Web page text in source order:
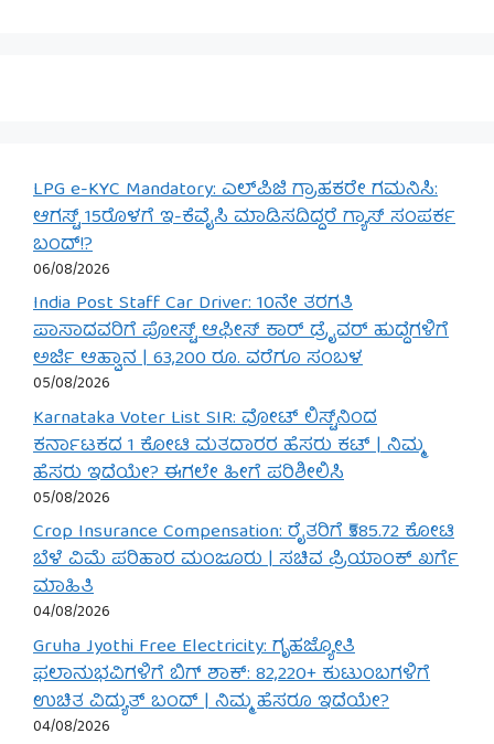
LPG e-KYC Mandatory: ಎಲ್‌ಪಿಜಿ ಗ್ರಾಹಕರೇ ಗಮನಿಸಿ:
ಆಗಸ್ಟ್ 15ರೊಳಗೆ ಇ-ಕೆವೈಸಿ ಮಾಡಿಸದಿದ್ದರೆ ಗ್ಯಾಸ್ ಸಂಪರ್ಕ
ಬಂದ್!?
06/08/2026
India Post Staff Car Driver: 10ನೇ ತರಗತಿ
ಪಾಸಾದವರಿಗೆ ಪೋಸ್ಟ್ ಆಫೀಸ್ ಕಾರ್ ಡ್ರೈವರ್ ಹುದ್ದೆಗಳಿಗೆ
ಅರ್ಜಿ ಆಹ್ವಾನ | 63,200 ರೂ. ವರೆಗೂ ಸಂಬಳ
05/08/2026
Karnataka Voter List SIR: ವೋಟ್ ಲಿಸ್ಟ್‌ನಿಂದ
ಕರ್ನಾಟಕದ 1 ಕೋಟಿ ಮತದಾರರ ಹೆಸರು ಕಟ್ | ನಿಮ್ಮ
ಹೆಸರು ಇದೆಯೇ? ಈಗಲೇ ಹೀಗೆ ಪರಿಶೀಲಿಸಿ
05/08/2026
Crop Insurance Compensation: ರೈತರಿಗೆ ₹585.72 ಕೋಟಿ
ಬೆಳೆ ವಿಮೆ ಪರಿಹಾರ ಮಂಜೂರು | ಸಚಿವ ಪ್ರಿಯಾಂಕ್ ಖರ್ಗೆ
ಮಾಹಿತಿ
04/08/2026
Gruha Jyothi Free Electricity: ಗೃಹಜ್ಯೋತಿ
ಫಲಾನುಭವಿಗಳಿಗೆ ಬಿಗ್ ಶಾಕ್: 82,220+ ಕುಟುಂಬಗಳಿಗೆ
ಉಚಿತ ವಿದ್ಯುತ್ ಬಂದ್ | ನಿಮ್ಮ ಹೆಸರೂ ಇದೆಯೇ?
04/08/2026